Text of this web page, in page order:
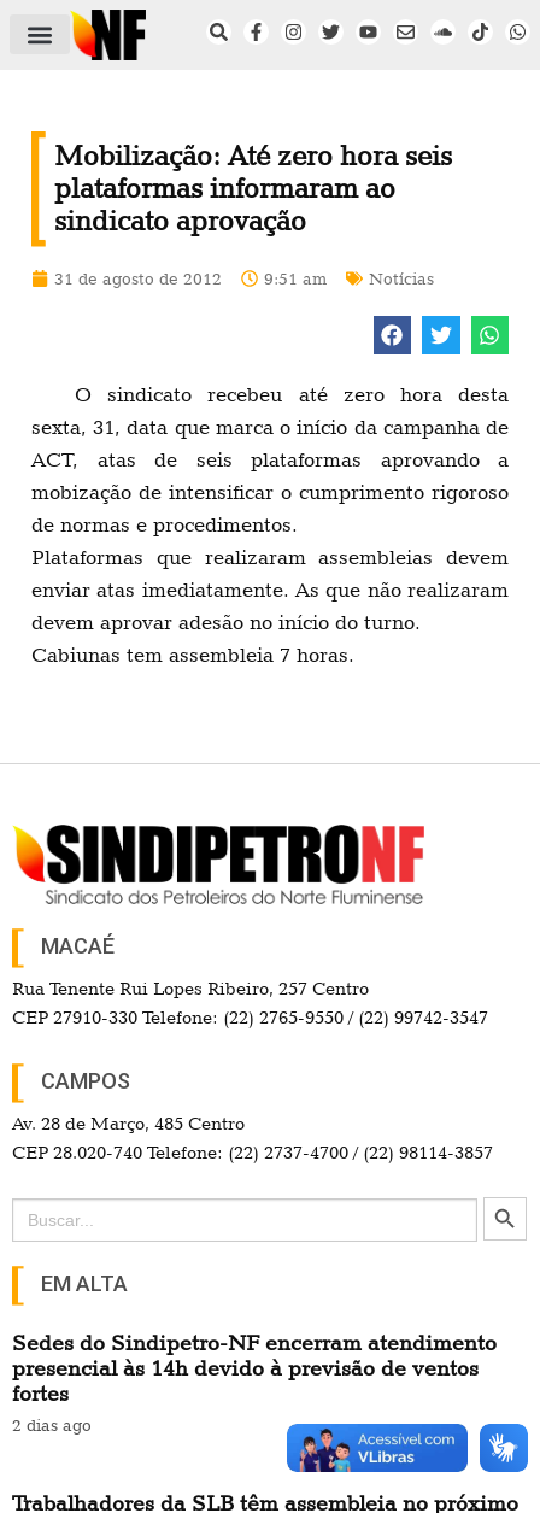
Mobilização: Até zero hora seis
plataformas informaram ao
sindicato aprovação
31 de agosto de 2012 9:51 am Notícias
O sindicato recebeu até zero hora desta
sexta, 31, data que marca o início da campanha de
ACT, atas de seis plataformas aprovando a
mobização de intensificar o cumprimento rigoroso
de normas e procedimentos.
Plataformas que realizaram assembleias devem
enviar atas imediatamente. As que não realizaram
devem aprovar adesão no início do turno.
Cabiunas tem assembleia 7 horas.
MACAÉ
Rua Tenente Rui Lopes Ribeiro, 257 Centro
CEP 27910-330 Telefone: (22) 2765-9550 / (22) 99742-3547
CAMPOS
Av. 28 de Março, 485 Centro
CEP 28.020-740 Telefone: (22) 2737-4700 / (22) 98114-3857
Search
for:
Search Button
EM ALTA
Sedes do Sindipetro-NF encerram atendimento
presencial às 14h devido à previsão de ventos
fortes
2 dias ago
Trabalhadores da SLB têm assembleia no próximo